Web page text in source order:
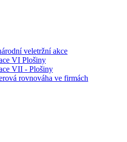
veletržní akce
VI Plošiny
VII - Plošiny
rovnováha ve firmách